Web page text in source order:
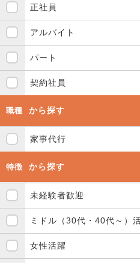
正社員
アルバイト
パート
契約社員
職種 から探す
家事代行
特徴 から探す
未経験者歓迎
ミドル（30代・40代～）
女性活躍